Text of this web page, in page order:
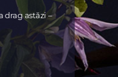
drag astăzi –